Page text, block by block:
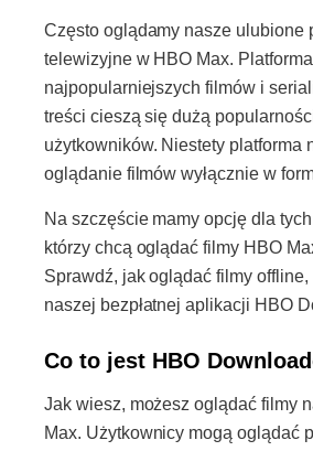
Często oglądamy nasze ulubione
telewizyjne w HBO Max.
najpopularniejszych filmów i
treści cieszą się dużą
użytkowników. Niestety platforma
oglądanie filmów wyłącznie w
Na szczęście mamy opcję dla
którzy chcą oglądać filmy HBO
Sprawdź, jak oglądać filmy offline,
naszej bezpłatnej aplikacji HBO
Co to jest HBO
Jak wiesz, możesz oglądać filmy
Max. Użytkownicy mogą oglądać